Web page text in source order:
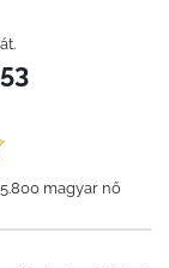
magyar nő